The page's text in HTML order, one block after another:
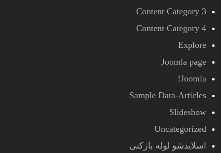
Content Category 3
Content Category 4
Explore
Joomla page
Joomla!
Sample Data-Articles
Slideshow
Uncategorized
اسلایدشو لوله بازکنی